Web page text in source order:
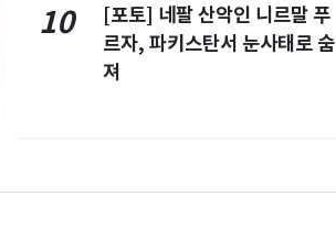
10
[포토] 네팔 산악인 니르말 푸
르자, 파키스탄서 눈사태로 숨
져